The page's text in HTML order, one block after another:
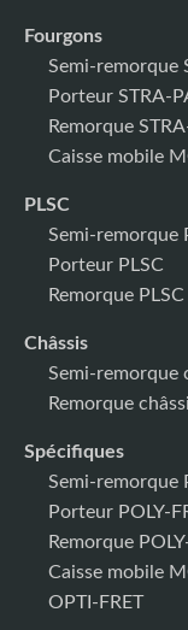
Fourgons
Semi-remorque
Porteur STRA-
Remorque
Caisse mobile
PLSC
Semi-remorque
Porteur PLSC
Remorque PLSC
Châssis
Semi-remorque
Remorque
Spécifiques
Semi-remorque
Porteur POLY-
Remorque
Caisse mobile
OPTI-FRET